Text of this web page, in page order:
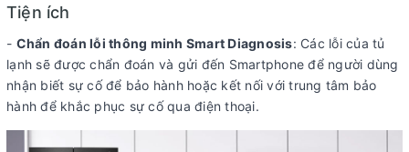
Tiện ích
- Chẩn đoán lỗi thông minh Smart Diagnosis: Các lỗi của tủ
lạnh sẽ được chẩn đoán và gửi đến Smartphone để người dùng
nhận biết sự cố để bảo hành hoặc kết nối với trung tâm bảo
hành để khắc phục sự cố qua điện thoại.